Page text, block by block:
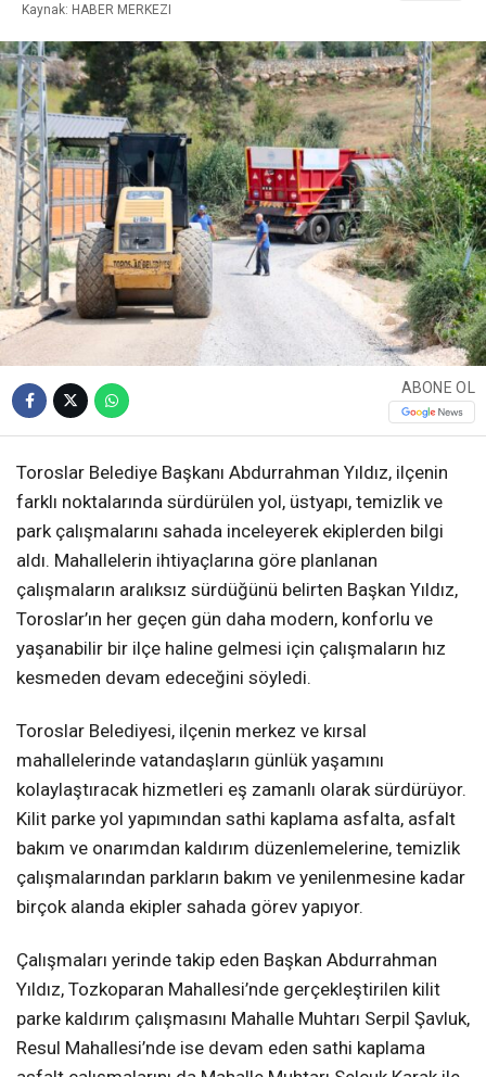
Kaynak: HABER MERKEZI
ABONE OL
Toroslar Belediye Başkanı Abdurrahman Yıldız, ilçenin
farklı noktalarında sürdürülen yol, üstyapı, temizlik ve
park çalışmalarını sahada inceleyerek ekiplerden bilgi
aldı. Mahallelerin ihtiyaçlarına göre planlanan
çalışmaların aralıksız sürdüğünü belirten Başkan Yıldız,
Toroslar’ın her geçen gün daha modern, konforlu ve
yaşanabilir bir ilçe haline gelmesi için çalışmaların hız
kesmeden devam edeceğini söyledi.
Toroslar Belediyesi, ilçenin merkez ve kırsal
mahallelerinde vatandaşların günlük yaşamını
kolaylaştıracak hizmetleri eş zamanlı olarak sürdürüyor.
Kilit parke yol yapımından sathi kaplama asfalta, asfalt
bakım ve onarımdan kaldırım düzenlemelerine, temizlik
çalışmalarından parkların bakım ve yenilenmesine kadar
birçok alanda ekipler sahada görev yapıyor.
Çalışmaları yerinde takip eden Başkan Abdurrahman
Yıldız, Tozkoparan Mahallesi’nde gerçekleştirilen kilit
parke kaldırım çalışmasını Mahalle Muhtarı Serpil Şavluk,
Resul Mahallesi’nde ise devam eden sathi kaplama